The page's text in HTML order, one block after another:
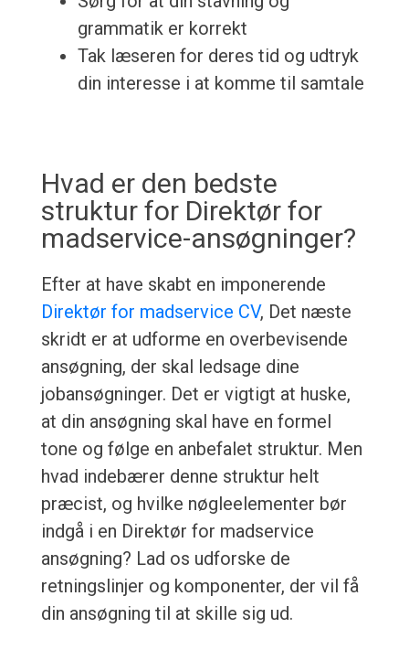
grammatik er korrekt
Tak læseren for deres tid og udtryk
din interesse i at komme til samtale
Hvad er den bedste
struktur for Direktør for
madservice-ansøgninger?
Efter at have skabt en imponerende
Direktør for madservice CV, Det næste
skridt er at udforme en overbevisende
ansøgning, der skal ledsage dine
jobansøgninger. Det er vigtigt at huske,
at din ansøgning skal have en formel
tone og følge en anbefalet struktur. Men
hvad indebærer denne struktur helt
præcist, og hvilke nøgleelementer bør
indgå i en Direktør for madservice
ansøgning? Lad os udforske de
retningslinjer og komponenter, der vil få
din ansøgning til at skille sig ud.